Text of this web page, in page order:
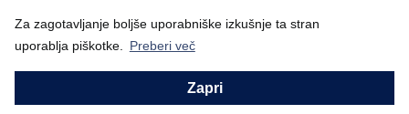
Za zagotavljanje boljše uporabniške izkušnje ta stran
uporablja piškotke.
Preberi več
Zapri
Nazaj
Domov Prodajni program Willow Tree Angel mali: Upanje (...
Angel mali: Upanje (27275)